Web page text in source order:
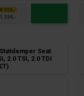
556,-
Seat
2.0 TSI, 2.0 TDI